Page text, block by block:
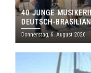
40 JUNGE
DEUTSCH-
THOLEY
Donnerstag, 6. August 2026